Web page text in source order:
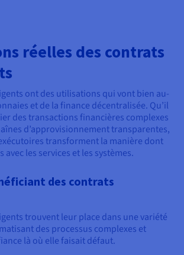
réelles des contrats
ont des utilisations qui vont bien au-
et de la finance décentralisée. Qu’il
des transactions financières complexes
d’approvisionnement transparentes,
transforment la manière dont
les services et les systèmes.
des contrats
trouvent leur place dans une variété
des processus complexes et
là où elle faisait défaut.